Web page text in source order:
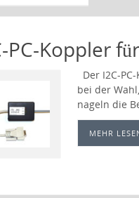
PC-Koppler
Der I2C-
bei der
nageln die
MEHR